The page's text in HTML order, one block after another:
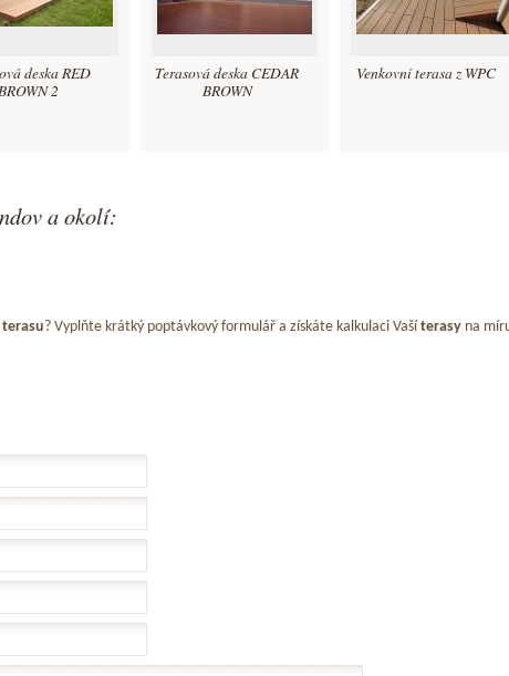
deska RED
BROWN 2
Terasová deska CEDAR
BROWN
Venkovní terasa z WPC
a okolí:
? Vyplňte krátký poptávkový formulář a získáte kalkulaci Vaší terasy na